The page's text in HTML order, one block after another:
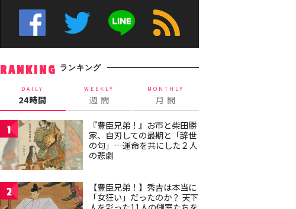
RANKING ランキング
DAILY
24時間
WEEKLY
週 間
MONTHLY
月 間
1
『豊臣兄弟！』お市と柴田勝
家、自刃しての最期と「辞世
の句」…運命を共にした２人
の悲劇
2
【豊臣兄弟！】秀吉は本当に
「女狂い」だったのか？ 天下